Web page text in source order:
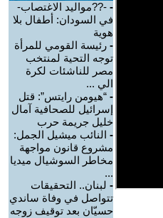
- -??مواليد الاغتصاب-
في السودان: أطفال بلا
هوية
- رئيسة القومي للمرأة
توجه التحية لمنتخب
مصر للناشئات لكرة
الي ...
- “هيومن رايتس”: قتل
إسرائيل للصحافية آمال
خليل جريمة حرب
- النائب ميشيل الجمل:
مشروع قانون مواجهة
مخاطر السوشيال ميديا
...
- لبنان.. التحقيقات
تتواصل في وفاة ساندي
حسيّان بعد توقيف زوجه